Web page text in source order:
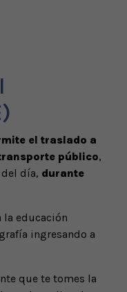
el traslado a
público,
día, durante
la educación
ingresando a
que te tomes la